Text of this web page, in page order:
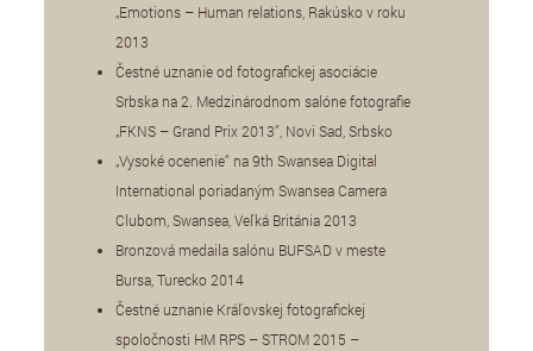
„Emotions – Human relations, Rakúsko v roku
2013
Čestné uznanie od fotografickej asociácie
Srbska na 2. Medzinárodnom salóne fotografie
„FKNS – Grand Prix 2013“, Novi Sad, Srbsko
„Vysoké ocenenie“ na 9th Swansea Digital
International poriadaným Swansea Camera
Clubom, Swansea, Veľká Británia 2013
Bronzová medaila salónu BUFSAD v meste
Bursa, Turecko 2014
Čestné uznanie Kráľovskej fotografickej
spoločnosti HM RPS – STROM 2015 –